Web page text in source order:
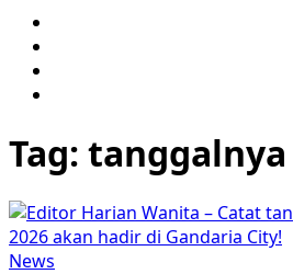
Tag: tanggalnya
News